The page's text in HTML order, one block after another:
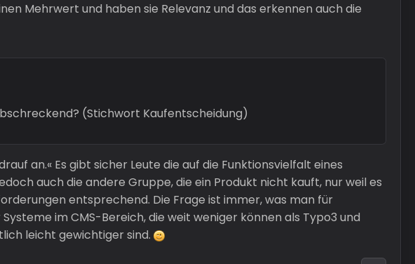
Mehrwert und haben sie Relevanz und das erkennen auch die
(Stichwort Kaufentscheidung)
an.« Es gibt sicher Leute die auf die Funktionsvielfalt eines
auch die andere Gruppe, die ein Produkt nicht kauft, nur weil es
entsprechend. Die Frage ist immer, was man für
im CMS-Bereich, die weit weniger können als Typo3 und
leicht gewichtiger sind.